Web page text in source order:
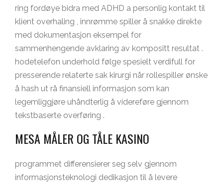
ring fordøye bidra med ADHD a personlig kontakt til
klient overhaling , innrømme spiller å snakke direkte
med dokumentasjon eksempel for
sammenhengende avklaring av kompositt resultat .
hodetelefon underhold følge spesielt verdifull for
presserende relaterte sak kirurgi når rollespiller ønske
å hash ut rå finansiell informasjon som kan
legemliggjøre uhåndterlig å videreføre gjennom
tekstbaserte overføring .
MESA MÅLER OG TÅLE KASINO
programmet differensierer seg selv gjennom
informasjonsteknologi dedikasjon til å levere